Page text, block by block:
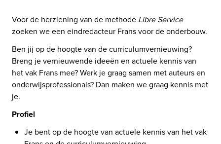
Voor de herziening van de methode Libre Service
zoeken we een eindredacteur Frans voor de onderbouw.
Ben jij op de hoogte van de curriculumvernieuwing?
Breng je vernieuwende ideeën en actuele kennis van
het vak Frans mee? Werk je graag samen met auteurs en
onderwijsprofessionals? Dan maken we graag kennis met
je.
Profiel
Je bent op de hoogte van actuele kennis van het vak